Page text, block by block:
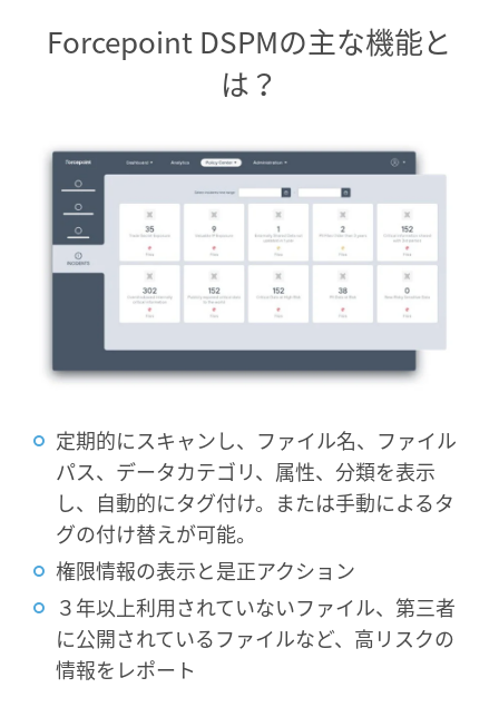
Forcepoint DSPMの主な機能と
は？
定期的にスキャンし、ファイル名、ファイル
パス、データカテゴリ、属性、分類を表示
し、自動的にタグ付け。または手動によるタ
グの付け替えが可能。
権限情報の表示と是正アクション
３年以上利用されていないファイル、第三者
に公開されているファイルなど、高リスクの
情報をレポート